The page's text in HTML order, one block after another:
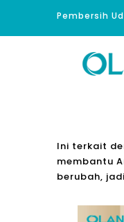
Pembersih
Ini terkait
membantu
berubah,